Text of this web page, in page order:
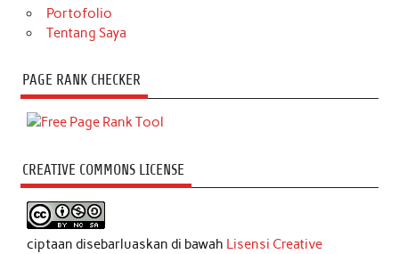
Portofolio
Tentang Saya
PAGE RANK CHECKER
CREATIVE COMMONS LICENSE
ciptaan disebarluaskan di bawah Lisensi Creative